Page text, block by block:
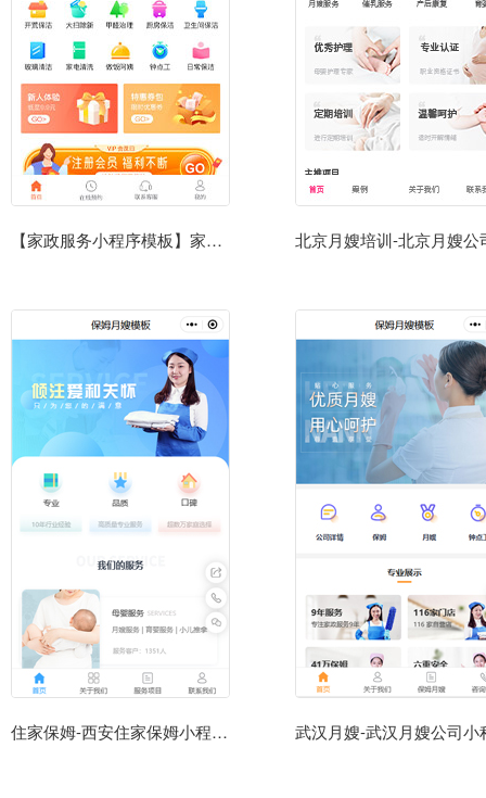
【家政服务小程序模板】家政服务公司微信小程序模板
住家保姆-西安住家保姆小程序模板